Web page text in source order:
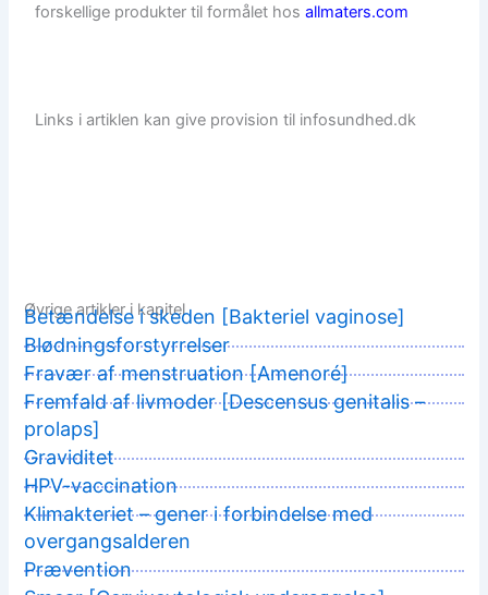
forskellige produkter til formålet hosallmaters.com
Links i artiklen kan give provision til infosundhed.dk
Øvrige artikler i kapitel
Betændelse i skeden [Bakteriel vaginose]
Blødningsforstyrrelser
Fravær af menstruation [Amenoré]
Fremfald af livmoder [Descensus genitalis –
prolaps]
Graviditet
HPV-vaccination
Klimakteriet – gener i forbindelse med
overgangsalderen
Prævention